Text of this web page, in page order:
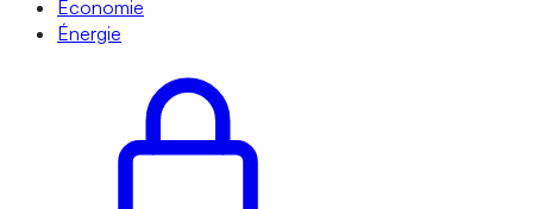
Économie
Énergie